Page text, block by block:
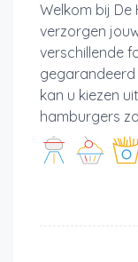
Welkom bij De
verzorgen
verschillende
gegarandeerd
kan u kiezen
hamburgers